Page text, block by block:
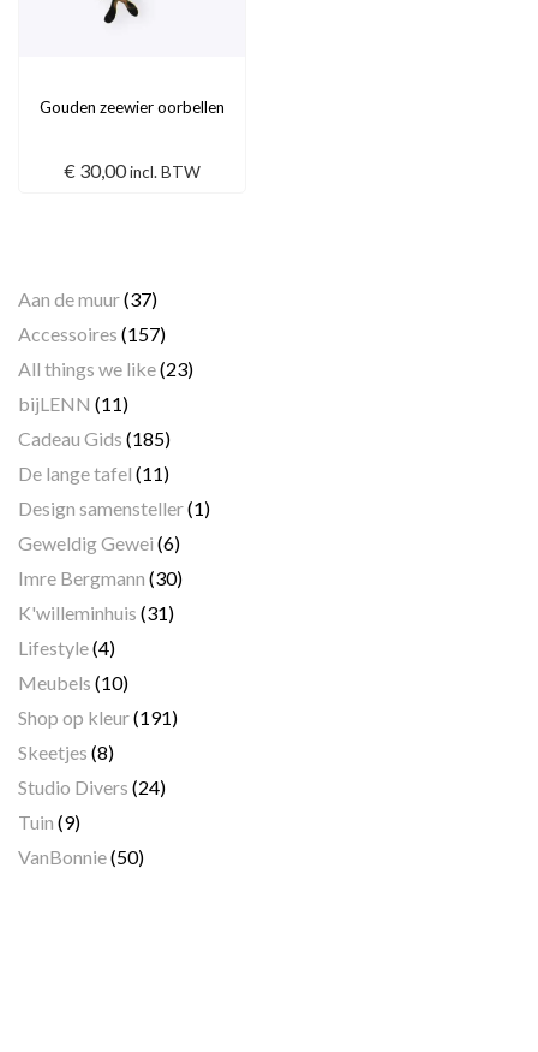
Gouden zeewier oorbellen
€30,00 incl. BTW
Aan de muur(37)
Accessoires (157)
All things we like(23)
bijLENN (11)
Cadeau Gids (185)
De lange tafel (11)
Design samensteller(1)
Geweldig Gewei (6)
Imre Bergmann (30)
K'willeminhuis (31)
Lifestyle(4)
Meubels (10)
Shop op kleur(191)
Skeetjes (8)
Studio Divers (24)
Tuin (9)
VanBonnie(50)